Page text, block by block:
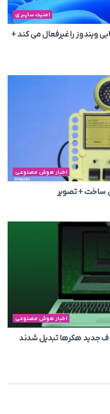
امنیت سایبری
ویندوز را غیرفعال می‌ کند +
اخبار هوش مصنوعی
ساخت + تصویر
اخبار هوش مصنوعی
هکرها تبدیل شدند